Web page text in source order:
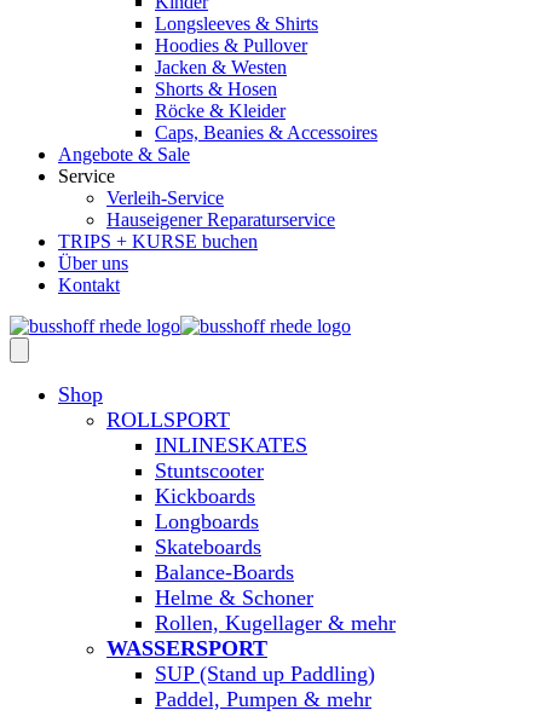
Longsleeves & Shirts
Hoodies & Pullover
Jacken & Westen
Shorts & Hosen
Röcke & Kleider
Caps, Beanies & Accessoires
Angebote & Sale
Service
Verleih-Service
Hauseigener Reparaturservice
TRIPS + KURSE buchen
Über uns
Kontakt
Shop
ROLLSPORT
INLINESKATES
Stuntscooter
Kickboards
Longboards
Skateboards
Balance-Boards
Helme & Schoner
Rollen, Kugellager & mehr
WASSERSPORT
SUP (Stand up Paddling)
Paddel, Pumpen & mehr